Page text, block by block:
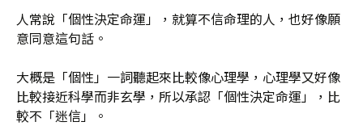
人常說「個性決定命運」，就算不信命理的人，也好像願
意同意這句話。
大概是「個性」一詞聽起來比較像心理學，心理學又好像
比較接近科學而非玄學，所以承認「個性決定命運」，比
較不「迷信」。